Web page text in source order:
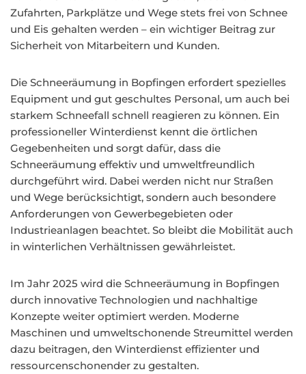
Zufahrten, Parkplätze und Wege stets frei von Schnee
und Eis gehalten werden – ein wichtiger Beitrag zur
Sicherheit von Mitarbeitern und Kunden.
Die Schneeräumung in Bopfingen erfordert spezielles
Equipment und gut geschultes Personal, um auch bei
starkem Schneefall schnell reagieren zu können. Ein
professioneller Winterdienst kennt die örtlichen
Gegebenheiten und sorgt dafür, dass die
Schneeräumung effektiv und umweltfreundlich
durchgeführt wird. Dabei werden nicht nur Straßen
und Wege berücksichtigt, sondern auch besondere
Anforderungen von Gewerbegebieten oder
Industrieanlagen beachtet. So bleibt die Mobilität auch
in winterlichen Verhältnissen gewährleistet.
Im Jahr 2025 wird die Schneeräumung in Bopfingen
durch innovative Technologien und nachhaltige
Konzepte weiter optimiert werden. Moderne
Maschinen und umweltschonende Streumittel werden
dazu beitragen, den Winterdienst effizienter und
ressourcenschonender zu gestalten.